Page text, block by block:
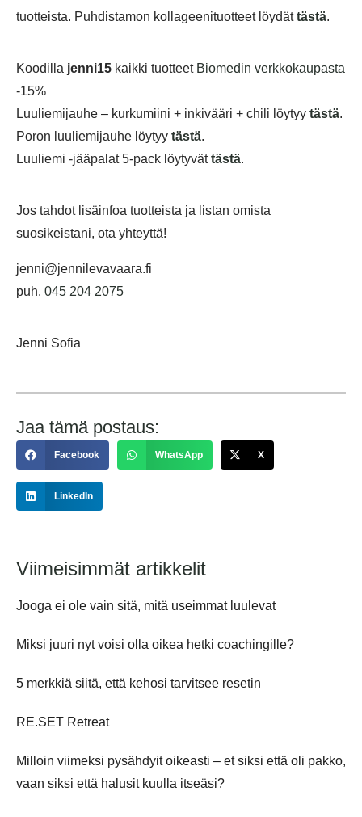
tuotteista. Puhdistamon kollageenituotteet löydättästä.
Koodilla jenni15 kaikki tuotteet Biomedin verkkokaupasta
-15%
Luuliemijauhe – kurkumiini + inkivääri + chili löytyy tästä.
Poron luuliemijauhe löytyy tästä.
Luuliemi -jääpalat 5-pack löytyvättästä.
Jos tahdot lisäinfoa tuotteista ja listan omista
suosikeistani, ota yhteyttä!
jenni@jennilevavaara.fi
puh. 045 204 2075
Jenni Sofia
Jaa tämä postaus:
Facebook WhatsApp X
LinkedIn
Viimeisimmät artikkelit
Jooga ei ole vain sitä, mitä useimmat luulevat
Miksi juuri nyt voisi olla oikea hetki coachingille?
5 merkkiä siitä, että kehosi tarvitsee resetin
RE.SET Retreat
Milloin viimeksi pysähdyit oikeasti – et siksi että oli pakko,
vaan siksi että halusit kuulla itseäsi?